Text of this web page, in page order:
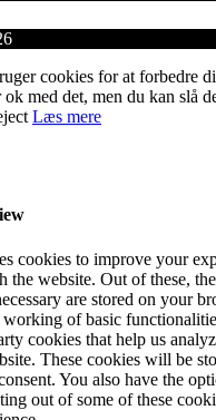
cookies for at forbedre
ok med det, men du kan slå
Læs mere
cookies to improve your
the website. Out of these,
are stored on your
working of basic
cookies that help us
These cookies will be
You also have the
out of some of these